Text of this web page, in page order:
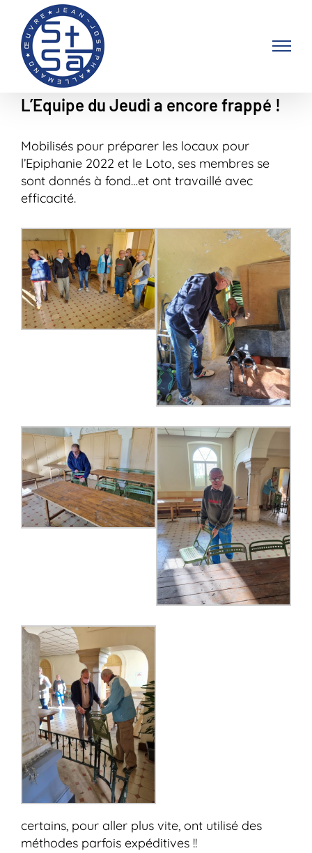
contenu
L’Equipe du Jeudi a encore frappé !
Mobilisés pour préparer les locaux pour
l’Epiphanie 2022 et le Loto, ses membres se
sont donnés à fond…et ont travaillé avec
efficacité.
certains, pour aller plus vite, ont utilisé des
méthodes parfois expéditives !!